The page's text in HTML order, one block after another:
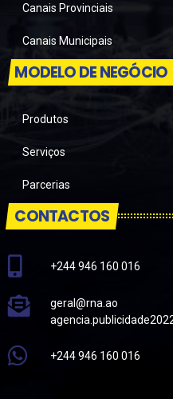
Canais Provinciais
Canais Municipais
MODELO DE NEGÓCIO
Produtos
Serviços
Parcerias
CONTACTOS
+244 946 160 016
geral@rna.ao
+244 946 160 016